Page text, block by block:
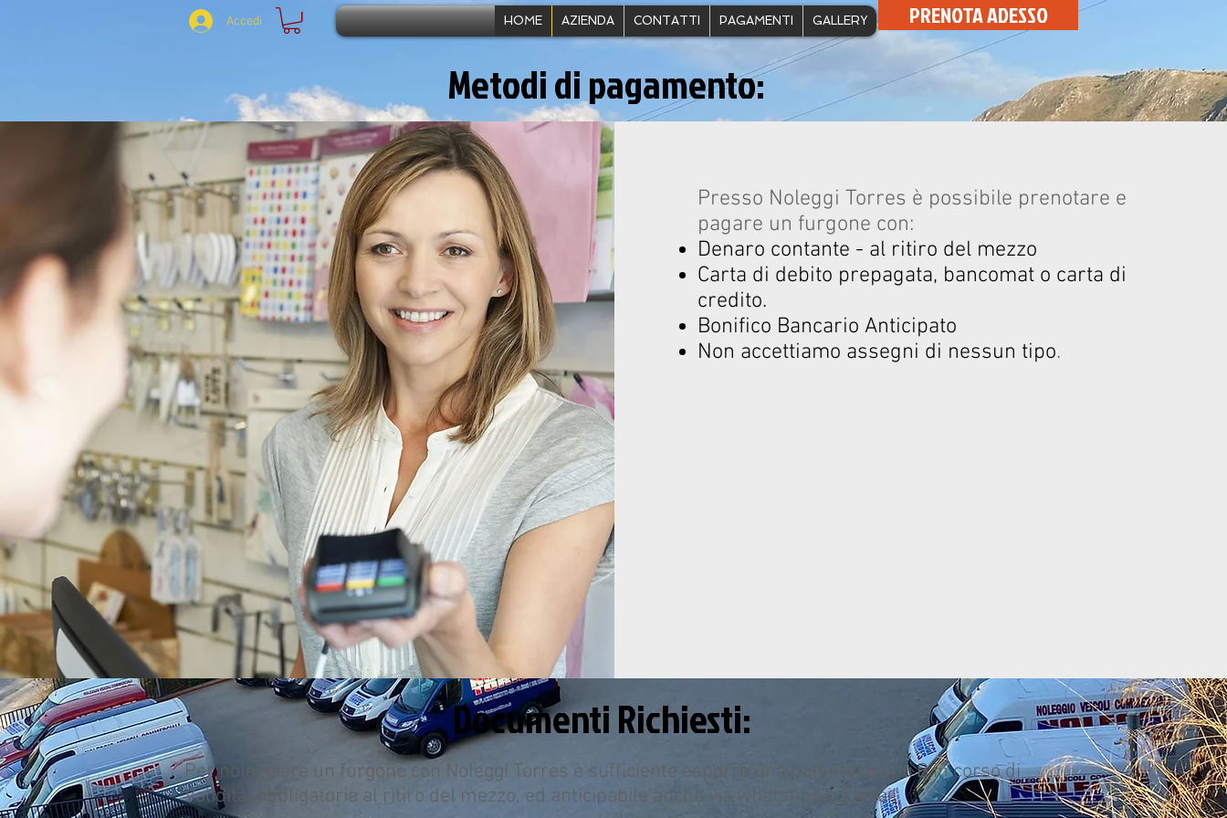
Accedi HOME AZIENDA CONTATTI PAGAMENTI GALLERY PRENOTA ADESSO
Metodi di pagamento:
Presso Noleggi Torres è possibile prenotare e
pagare un furgone con:
Denaro contante - al ritiro del mezzo
Carta di debito prepagata, bancomat o carta di
credito.
Bonifico Bancario Anticipato
Non accettiamo assegni di nessun tipo.
Documenti Richiesti:
Per noleggiare un furgone con Noleggi Torres è sufficiente esporre una patente di tipo B in corso di
Validità, obbligatoria al ritiro del mezzo, ed anticipabile anche via whatsApp o E-mail.